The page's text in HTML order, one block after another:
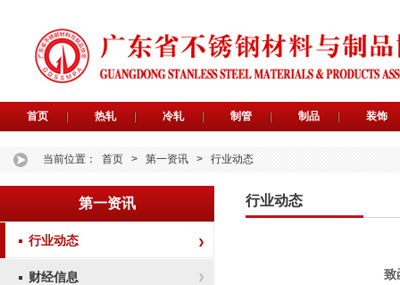
首页 热轧 冷轧 制管 制品 装饰
当前位置： 首页 > 第一资讯 > 行业动态
第一资讯
行业动态
财经信息
行业动态
致